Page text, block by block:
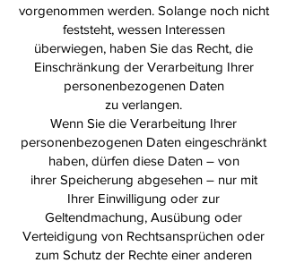
vorgenommen werden. Solange noch nicht
feststeht, wessen Interessen
überwiegen, haben Sie das Recht, die
Einschränkung der Verarbeitung Ihrer
personenbezogenen Daten
zu verlangen.
Wenn Sie die Verarbeitung Ihrer
personenbezogenen Daten eingeschränkt
haben, dürfen diese Daten – von
ihrer Speicherung abgesehen – nur mit
Ihrer Einwilligung oder zur
Geltendmachung, Ausübung oder
Verteidigung von Rechtsansprüchen oder
zum Schutz der Rechte einer anderen